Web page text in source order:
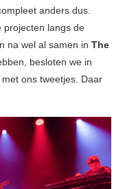
anders dus.
projecten langs de
na wel al samen in The
besloten we in
ons tweetjes. Daar